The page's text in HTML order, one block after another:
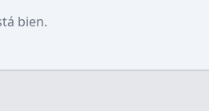
bien.